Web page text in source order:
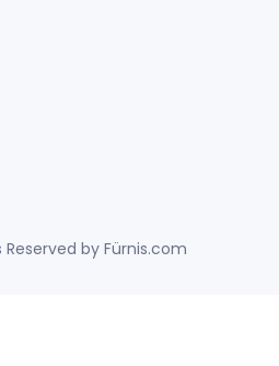
Reserved by Fürnis.com